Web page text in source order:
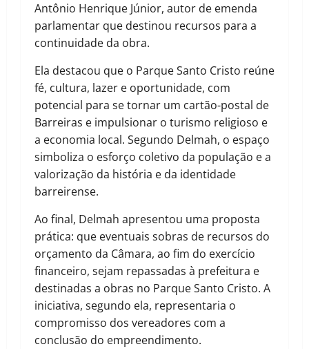
Antônio Henrique Júnior, autor de emenda
parlamentar que destinou recursos para a
continuidade da obra.
Ela destacou que o Parque Santo Cristo reúne
fé, cultura, lazer e oportunidade, com
potencial para se tornar um cartão-postal de
Barreiras e impulsionar o turismo religioso e
a economia local. Segundo Delmah, o espaço
simboliza o esforço coletivo da população e a
valorização da história e da identidade
barreirense.
Ao final, Delmah apresentou uma proposta
prática: que eventuais sobras de recursos do
orçamento da Câmara, ao fim do exercício
financeiro, sejam repassadas à prefeitura e
destinadas a obras no Parque Santo Cristo. A
iniciativa, segundo ela, representaria o
compromisso dos vereadores com a
conclusão do empreendimento.